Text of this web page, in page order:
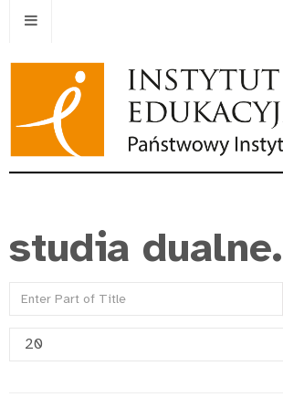
studia dualne.
Enter
Display